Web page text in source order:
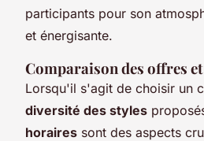
participants pour son
et énergisante.
Comparaison des offres
Lorsqu'il s'agit de choisir un
diversité des styles
horaires sont des aspects